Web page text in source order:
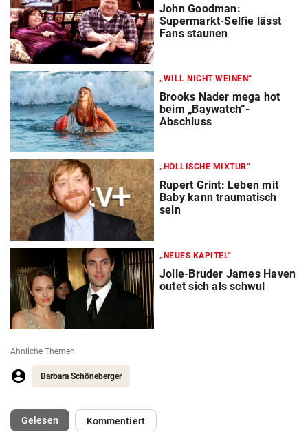
John Goodman:
Supermarkt-Selfie lässt
Fans staunen
„WILL NICHT WEINEN“
Brooks Nader mega hot
beim „Baywatch“-
Abschluss
„HÖLLISCHE MIXTUR“
Rupert Grint: Leben mit
Baby kann traumatisch
sein
„NEUES KAPITEL“
Jolie-Bruder James Haven
outet sich als schwul
Ähnliche Themen
Barbara Schöneberger
Gelesen(ausgewählt)Kommentiert